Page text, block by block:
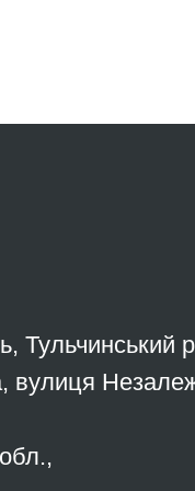
Тульчинський
вулиця